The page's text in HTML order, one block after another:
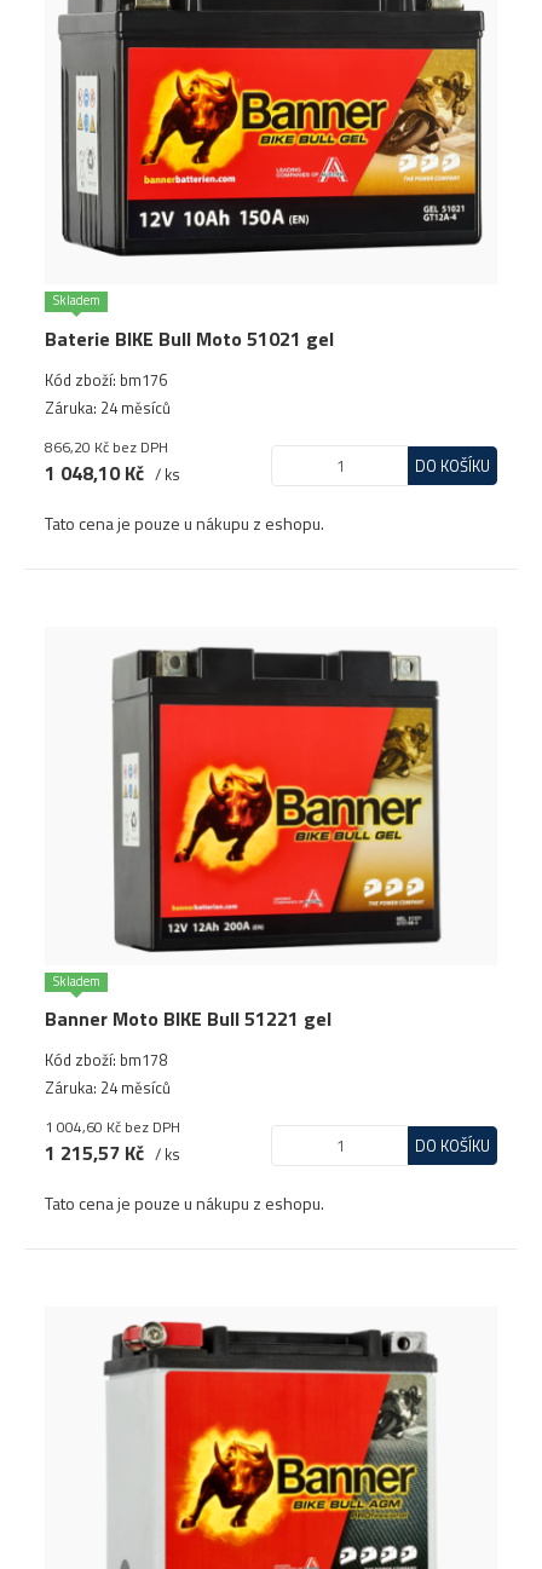
Skladem
Baterie BIKE Bull Moto 51021 gel
Kód zboží: bm176
Záruka: 24 měsíců
866,20 Kč bez DPH
1 048,10 Kč / ks DO KOŠÍKU
Tato cena je pouze u nákupu z eshopu.
Skladem
Banner Moto BIKE Bull 51221 gel
Kód zboží: bm178
Záruka: 24 měsíců
1 004,60 Kč bez DPH
1 215,57 Kč / ks DO KOŠÍKU
Tato cena je pouze u nákupu z eshopu.